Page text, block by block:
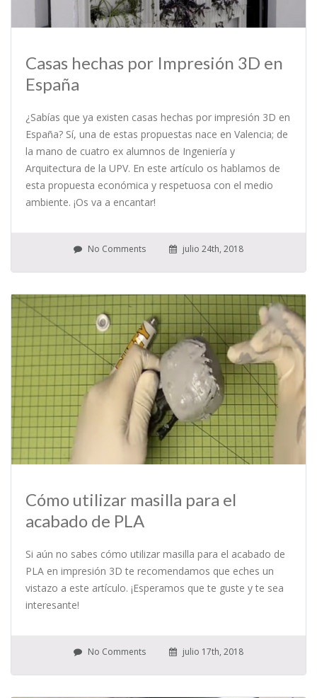
Casas hechas por Impresión 3D en
España
¿Sabías que ya existen casas hechas por impresión 3D en
España? Sí, una de estas propuestas nace en Valencia; de
la mano de cuatro ex alumnos de Ingeniería y
Arquitectura de la UPV. En este artículo os hablamos de
esta propuesta económica y respetuosa con el medio
ambiente. ¡Os va a encantar!
No Comments julio 24th, 2018
Cómo utilizar masilla para el
acabado de PLA
Si aún no sabes cómo utilizar masilla para el acabado de
PLA en impresión 3D te recomendamos que eches un
vistazo a este artículo. ¡Esperamos que te guste y te sea
interesante!
No Comments julio 17th, 2018